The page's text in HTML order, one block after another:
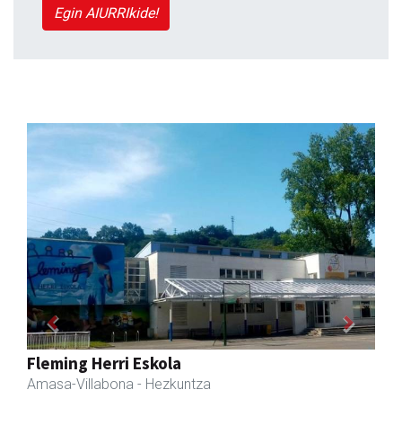
Egin AIURRIkide!
Fleming Herri Eskola
Amasa-Villabona - Hezkuntza
Previous Next